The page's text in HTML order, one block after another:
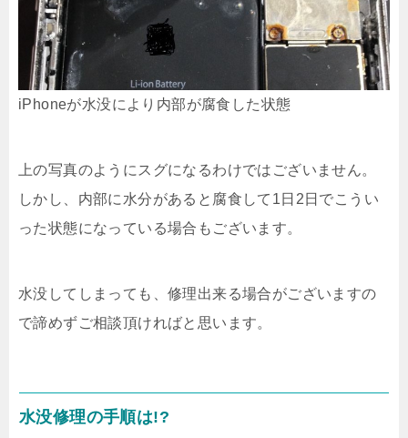
iPhoneが水没により内部が腐食した状態
上の写真のようにスグになるわけではございません。
しかし、内部に水分があると腐食して1日2日でこうい
った状態になっている場合もございます。
水没してしまっても、修理出来る場合がございますの
で諦めずご相談頂ければと思います。
水没修理の手順は!?